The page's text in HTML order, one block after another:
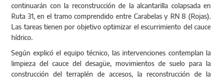
continuarán con la reconstrucción de la alcantarilla colapsada en
Ruta 31, en el tramo comprendido entre Carabelas y RN 8 (Rojas).
Las tareas tienen por objetivo optimizar el escurrimiento del cauce
hídrico.
Según explicó el equipo técnico, las intervenciones contemplan la
limpieza del cauce del desagüe, movimientos de suelo para la
construcción del terraplén de accesos, la reconstrucción de la